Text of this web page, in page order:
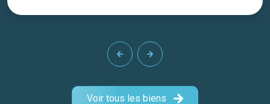
Voir tous les biens